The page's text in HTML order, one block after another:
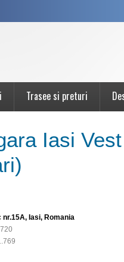
Trasee si preturi
Iasi
nr.15A, Iasi, Romania